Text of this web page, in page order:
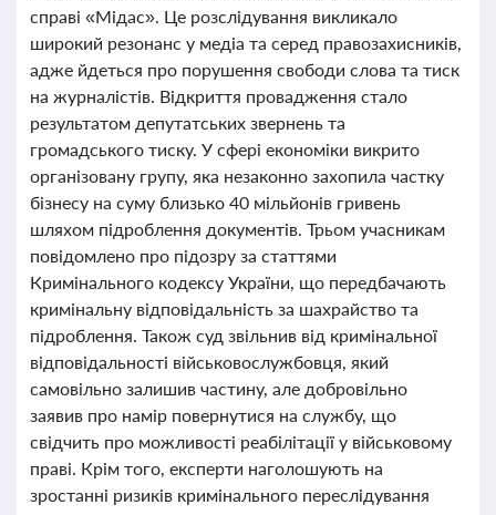
справі «Мідас». Це розслідування викликало
широкий резонанс у медіа та серед правозахисників,
адже йдеться про порушення свободи слова та тиск
на журналістів. Відкриття провадження стало
результатом депутатських звернень та
громадського тиску. У сфері економіки викрито
організовану групу, яка незаконно захопила частку
бізнесу на суму близько 40 мільйонів гривень
шляхом підроблення документів. Трьом учасникам
повідомлено про підозру за статтями
Кримінального кодексу України, що передбачають
кримінальну відповідальність за шахрайство та
підроблення. Також суд звільнив від кримінальної
відповідальності військовослужбовця, який
самовільно залишив частину, але добровільно
заявив про намір повернутися на службу, що
свідчить про можливості реабілітації у військовому
праві. Крім того, експерти наголошують на
зростанні ризиків кримінального переслідування